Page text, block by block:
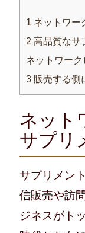
1 ネットワー
2 高品質なサ
ネットワーク
3 販売する側
ネット
サプリ
サプリメン
信販売や訪
ジネスがト